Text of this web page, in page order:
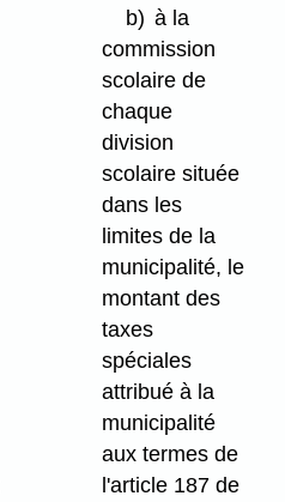
b) à la
commission
scolaire de
chaque
division
scolaire située
dans les
limites de la
municipalité, le
montant des
taxes
spéciales
attribué à la
municipalité
aux termes de
l'article 187 de